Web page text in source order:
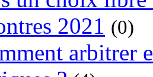
2021 (0)
arbitrer